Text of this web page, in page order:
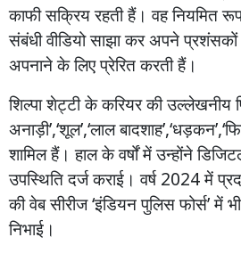
काफीसक्रियरहतीहैं। वहनियमित
संबंधीवीडियोसाझाकरअपनेप्रशंसकों
अपनानेकेलिएप्रेरितकरतीहैं।
शिल्पाशेट्टीकेकरियरकीउल्लेखनीय
अनाड़ी’,‘शूल’,‘लालबादशाह’,‘धड़कन’,‘
शामिलहैं। हालकेवर्षोंमेंउन्होंने
उपस्थितिदर्जकराई। वर्ष2024में
कीवेबसीरीज‘इंडियनपुलिसफोर्स’मेंभी
निभाई।